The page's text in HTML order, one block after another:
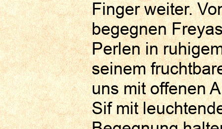
Finger weiter.
begegnen
Perlen in
seinem
uns mit offenen
Sif mit